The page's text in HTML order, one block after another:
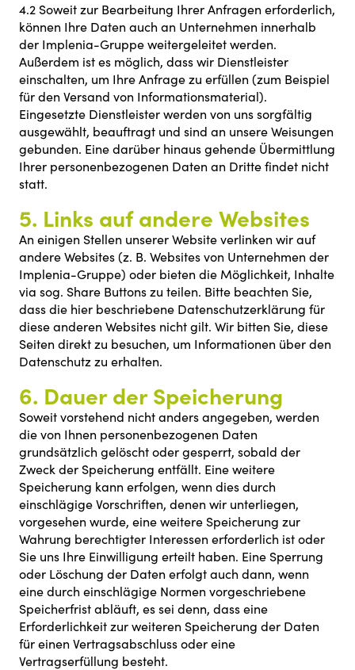
4.2 Soweit zur Bearbeitung Ihrer Anfragen erforderlich,
können Ihre Daten auch an Unternehmen innerhalb
der Implenia-Gruppe weitergeleitet werden.
Außerdem ist es möglich, dass wir Dienstleister
einschalten, um Ihre Anfrage zu erfüllen (zum Beispiel
für den Versand von Informationsmaterial).
Eingesetzte Dienstleister werden von uns sorgfältig
ausgewählt, beauftragt und sind an unsere Weisungen
gebunden. Eine darüber hinaus gehende Übermittlung
Ihrer personenbezogenen Daten an Dritte findet nicht
statt.
5. Links auf andere Websites
An einigen Stellen unserer Website verlinken wir auf
andere Websites (z. B. Websites von Unternehmen der
Implenia-Gruppe) oder bieten die Möglichkeit, Inhalte
via sog. Share Buttons zu teilen. Bitte beachten Sie,
dass die hier beschriebene Datenschutzerklärung für
diese anderen Websites nicht gilt. Wir bitten Sie, diese
Seiten direkt zu besuchen, um Informationen über den
Datenschutz zu erhalten.
6. Dauer der Speicherung
Soweit vorstehend nicht anders angegeben, werden
die von Ihnen personenbezogenen Daten
grundsätzlich gelöscht oder gesperrt, sobald der
Zweck der Speicherung entfällt. Eine weitere
Speicherung kann erfolgen, wenn dies durch
einschlägige Vorschriften, denen wir unterliegen,
vorgesehen wurde, eine weitere Speicherung zur
Wahrung berechtigter Interessen erforderlich ist oder
Sie uns Ihre Einwilligung erteilt haben. Eine Sperrung
oder Löschung der Daten erfolgt auch dann, wenn
eine durch einschlägige Normen vorgeschriebene
Speicherfrist abläuft, es sei denn, dass eine
Erforderlichkeit zur weiteren Speicherung der Daten
für einen Vertragsabschluss oder eine
Vertragserfüllung besteht.